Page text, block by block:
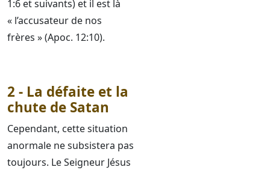
1:6 et suivants) et il est là
« l’accusateur de nos
frères » (Apoc. 12:10).
2 - La défaite et la
chute de Satan
Cependant, cette situation
anormale ne subsistera pas
toujours. Le Seigneur Jésus